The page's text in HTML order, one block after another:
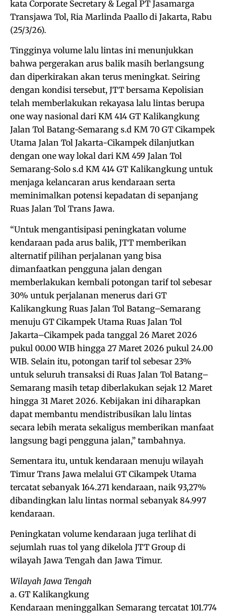
kata Corporate Secretary & Legal PT Jasamarga
Transjawa Tol, Ria Marlinda Paallo di Jakarta, Rabu
(25/3/26).
Tingginya volume lalu lintas ini menunjukkan
bahwa pergerakan arus balik masih berlangsung
dan diperkirakan akan terus meningkat. Seiring
dengan kondisi tersebut, JTT bersama Kepolisian
telah memberlakukan rekayasa lalu lintas berupa
one way nasional dari KM 414 GT Kalikangkung
Jalan Tol Batang-Semarang s.d KM 70 GT Cikampek
Utama Jalan Tol Jakarta-Cikampek dilanjutkan
dengan one way lokal dari KM 459 Jalan Tol
Semarang-Solo s.d KM 414 GT Kalikangkung untuk
menjaga kelancaran arus kendaraan serta
meminimalkan potensi kepadatan di sepanjang
Ruas Jalan Tol Trans Jawa.
“Untuk mengantisipasi peningkatan volume
kendaraan pada arus balik, JTT memberikan
alternatif pilihan perjalanan yang bisa
dimanfaatkan pengguna jalan dengan
memberlakukan kembali potongan tarif tol sebesar
30% untuk perjalanan menerus dari GT
Kalikangkung Ruas Jalan Tol Batang–Semarang
menuju GT Cikampek Utama Ruas Jalan Tol
Jakarta–Cikampek pada tanggal 26 Maret 2026
pukul 00.00 WIB hingga 27 Maret 2026 pukul 24.00
WIB. Selain itu, potongan tarif tol sebesar 23%
untuk seluruh transaksi di Ruas Jalan Tol Batang–
Semarang masih tetap diberlakukan sejak 12 Maret
hingga 31 Maret 2026. Kebijakan ini diharapkan
dapat membantu mendistribusikan lalu lintas
secara lebih merata sekaligus memberikan manfaat
langsung bagi pengguna jalan,” tambahnya.
Sementara itu, untuk kendaraan menuju wilayah
Timur Trans Jawa melalui GT Cikampek Utama
tercatat sebanyak 164.271 kendaraan, naik 93,27%
dibandingkan lalu lintas normal sebanyak 84.997
kendaraan.
Peningkatan volume kendaraan juga terlihat di
sejumlah ruas tol yang dikelola JTT Group di
wilayah Jawa Tengah dan Jawa Timur.
Wilayah Jawa Tengah
a. GT Kalikangkung
Kendaraan meninggalkan Semarang tercatat 101.774